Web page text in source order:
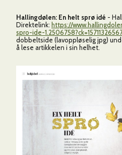
Hallingdølen: En helt sprø idé -
Direktelink: https://
spro-ide-
dobbeltside (lavoppløselig jpg)
å lese artikkelen i sin helhet.